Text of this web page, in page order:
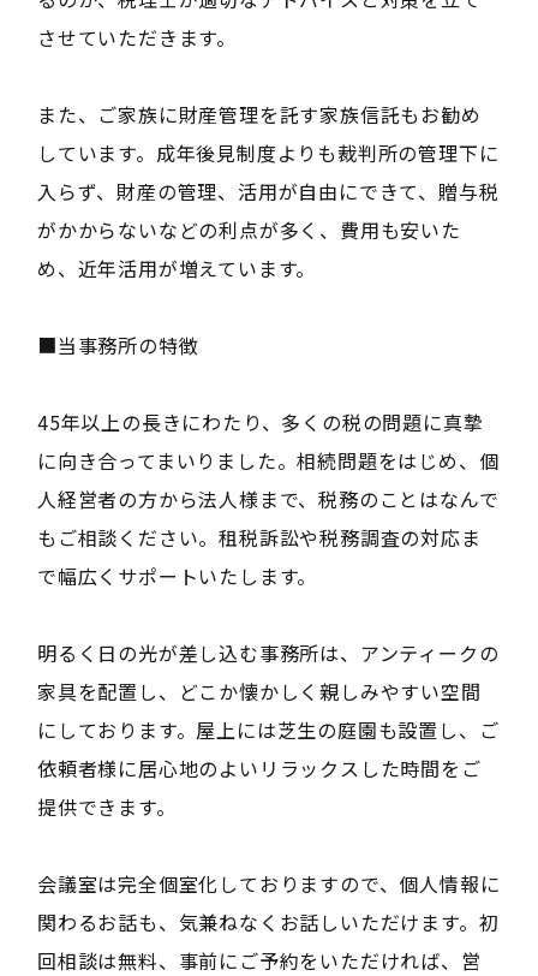
させていただきます。
また、ご家族に財産管理を託す家族信託もお勧め
しています。成年後見制度よりも裁判所の管理下に
入らず、財産の管理、活用が自由にできて、贈与税
がかからないなどの利点が多く、費用も安いた
め、近年活用が増えています。
■当事務所の特徴
45年以上の長きにわたり、多くの税の問題に真摯
に向き合ってまいりました。相続問題をはじめ、個
人経営者の方から法人様まで、税務のことはなんで
もご相談ください。租税訴訟や税務調査の対応ま
で幅広くサポートいたします。
明るく日の光が差し込む事務所は、アンティークの
家具を配置し、どこか懐かしく親しみやすい空間
にしております。屋上には芝生の庭園も設置し、ご
依頼者様に居心地のよいリラックスした時間をご
提供できます。
会議室は完全個室化しておりますので、個人情報に
関わるお話も、気兼ねなくお話しいただけます。初
回相談は無料、事前にご予約をいただければ、営